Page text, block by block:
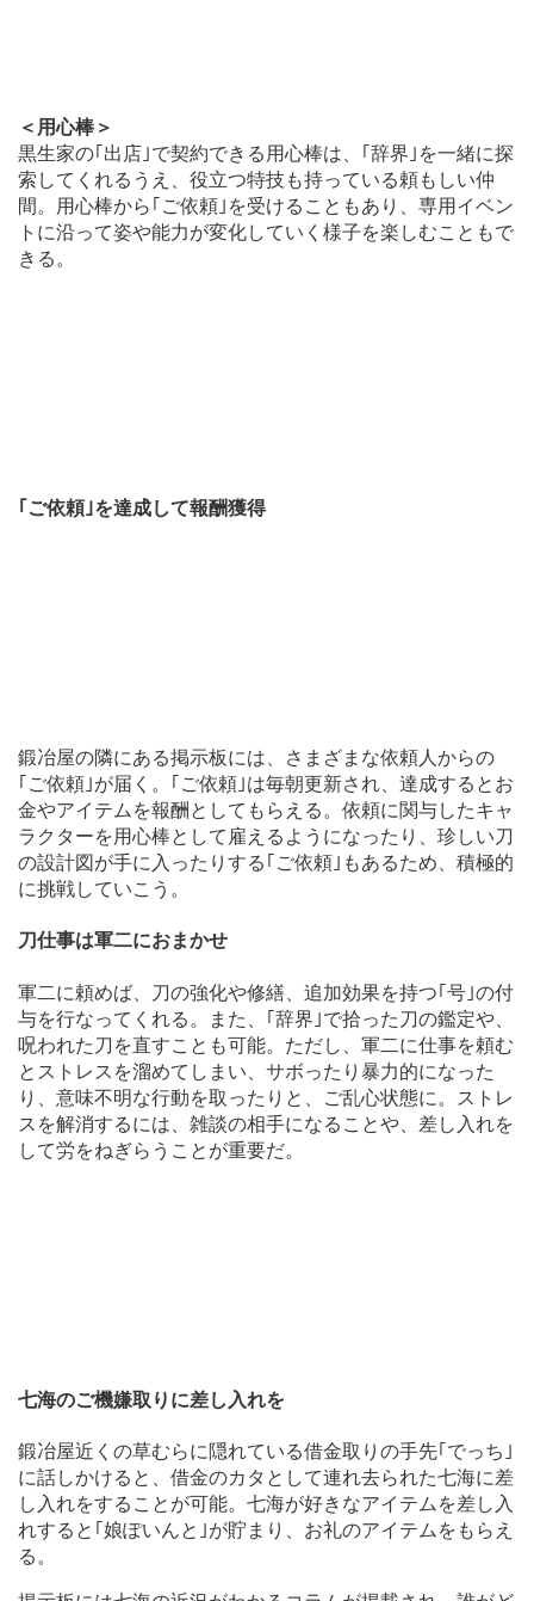
＜用心棒＞
黒生家の｢出店｣で契約できる用心棒は、｢辞界｣を一緒に探
索してくれるうえ、役立つ特技も持っている頼もしい仲
間。用心棒から｢ご依頼｣を受けることもあり、専用イベン
トに沿って姿や能力が変化していく様子を楽しむこともで
きる。
｢ご依頼｣を達成して報酬獲得
鍛冶屋の隣にある掲示板には、さまざまな依頼人からの
｢ご依頼｣が届く。｢ご依頼｣は毎朝更新され、達成するとお
金やアイテムを報酬としてもらえる。依頼に関与したキャ
ラクターを用心棒として雇えるようになったり、珍しい刀
の設計図が手に入ったりする｢ご依頼｣もあるため、積極的
に挑戦していこう。
刀仕事は軍二におまかせ
軍二に頼めば、刀の強化や修繕、追加効果を持つ｢号｣の付
与を行なってくれる。また、｢辞界｣で拾った刀の鑑定や、
呪われた刀を直すことも可能。ただし、軍二に仕事を頼む
とストレスを溜めてしまい、サボったり暴力的になった
り、意味不明な行動を取ったりと、ご乱心状態に。ストレ
スを解消するには、雑談の相手になることや、差し入れを
して労をねぎらうことが重要だ。
七海のご機嫌取りに差し入れを
鍛冶屋近くの草むらに隠れている借金取りの手先｢でっち｣
に話しかけると、借金のカタとして連れ去られた七海に差
し入れをすることが可能。七海が好きなアイテムを差し入
れすると｢娘ぽいんと｣が貯まり、お礼のアイテムをもらえ
る。